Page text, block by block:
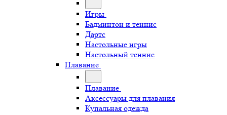
Игры
Бадминтон и теннис
Дартс
Настольные игры
Настольный теннис
Плавание
Плавание
Аксессуары для плавания
Купальная одежда